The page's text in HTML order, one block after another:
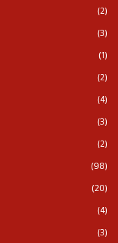
(2)
(3)
(1)
(2)
(4)
(3)
(2)
(98)
(20)
(4)
(3)